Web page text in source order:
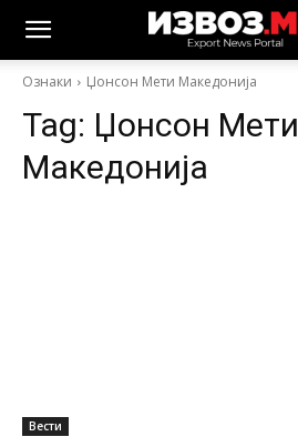
Ознаки Џонсон Мети Македонија
Tag: Џонсон Мети
Македонија
Вести